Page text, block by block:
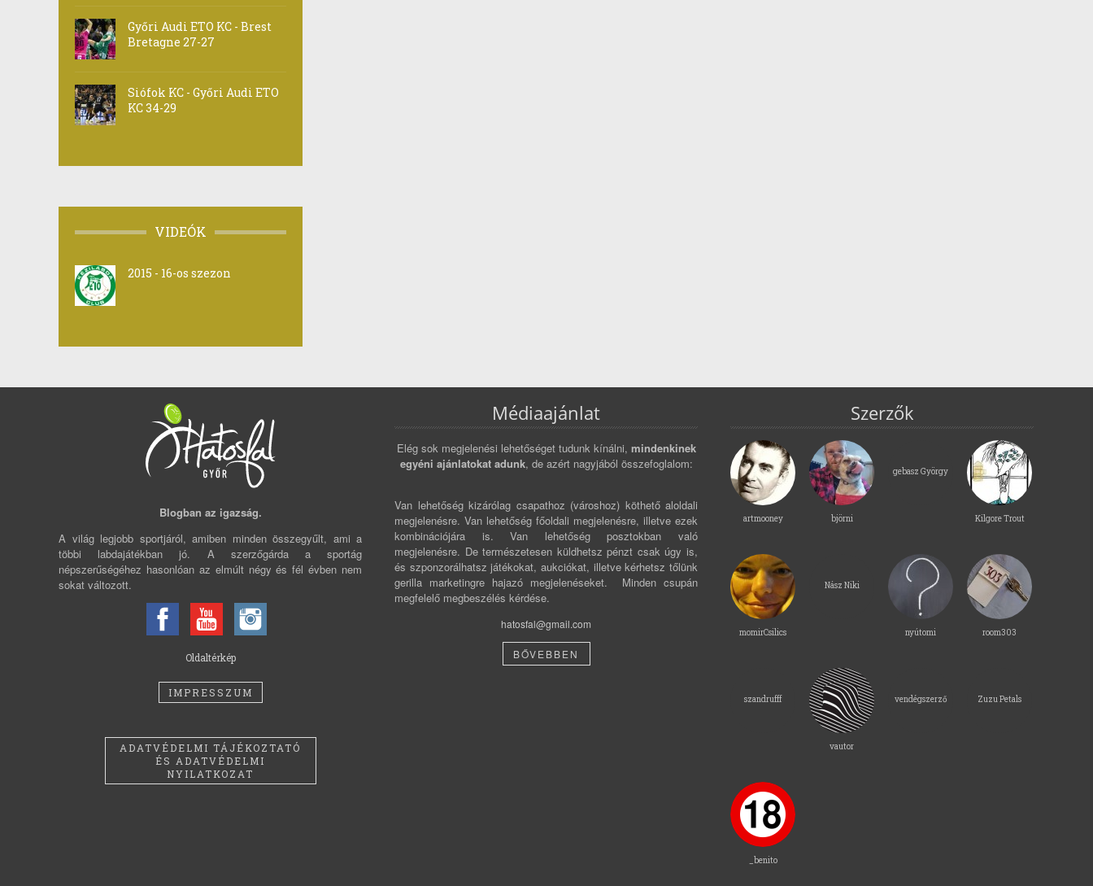
Győri Audi ETO KC - Brest
Bretagne 27-27
Siófok KC - Győri Audi ETO
KC 34-29
VIDEÓK
2015 - 16-os szezon
Blogban az igazság.
A világ legjobb sportjáról, amiben minden összegyűlt, ami a
többi labdajátékban jó. A szerzőgárda a sportág
népszerűségéhez hasonlóan az elmúlt négy és fél évben nem
sokat változott.
Oldaltérkép
IMPRESSZUM
ADATVÉDELMI TÁJÉKOZTATÓ
ÉS ADATVÉDELMI
NYILATKOZAT
Médiaajánlat
Elég sok megjelenési lehetőséget tudunk kínálni, mindenkinek
egyéni ajánlatokat adunk, de azért nagyjából összefoglalom:
Van lehetőség kizárólag csapathoz (városhoz) köthető aloldali
megjelenésre. Van lehetőség főoldali megjelenésre, illetve ezek
kombinációjára is. Van lehetőség posztokban való
megjelenésre. De természetesen küldhetsz pénzt csak úgy is,
és szponzorálhatsz játékokat, aukciókat, illetve kérhetsz tőlünk
gerilla marketingre hajazó megjelenéseket. Minden csupán
megfelelő megbeszélés kérdése.
hatosfal@gmail.com
BŐVEBBEN
Szerzők
artmooney björni
gebasz György
Kilgore Trout
momirCsilics
Nász Niki
nyútomi room303
szandrufff
vautor
vendégszerző Zuzu Petals
_benito